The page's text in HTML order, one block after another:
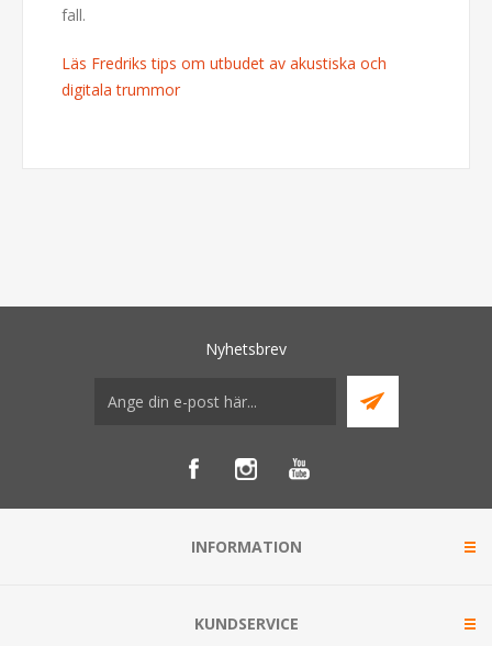
fall.
Läs Fredriks tips om utbudet av akustiska och
digitala trummor
Nyhetsbrev
INFORMATION
KUNDSERVICE